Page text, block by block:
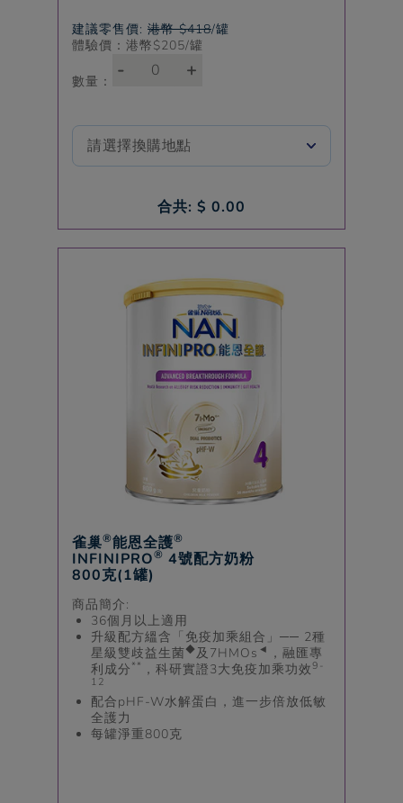
建議零售價: 港幣 $418/罐
體驗價：港幣$205/罐
數量： - +
合共: $ 0.00
雀巢®能恩全護®
INFINIPRO® 4號配方奶粉
800克(1罐)
商品簡介:
36個月以上適用
升級配方縕含「免疫加乘組合」── 2種
星級雙歧益生菌◆及7HMOs ◄ ，融匯專
利成分 ** ，科研實證3大免疫加乘功效9-
12
配合pHF-W水解蛋白，進一步倍放低敏
全護力​
每罐淨重800克